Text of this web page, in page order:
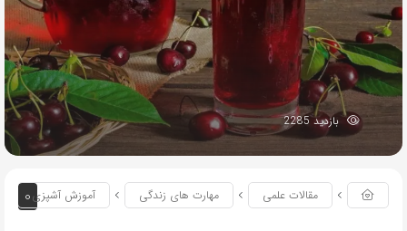
بازدید 2285
0 مقالات علمی مهارت های زندگی آموزش آشپزی